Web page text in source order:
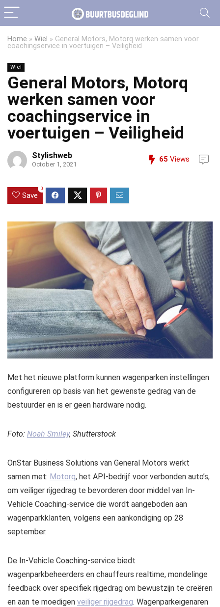
Home » Wiel » General Motors, Motorq werken samen voor
coachingservice in voertuigen – Veiligheid
Wiel
General Motors, Motorq
werken samen voor
coachingservice in
voertuigen – Veiligheid
Stylishweb
October 1, 2021
65 Views
Save
0
Met het nieuwe platform kunnen wagenparken instellingen
configureren op basis van het gewenste gedrag van de
bestuurder en is er geen hardware nodig.
Foto: Noah Smiley, Shutterstock
OnStar Business Solutions van General Motors werkt
samen met: Motorq, het API-bedrijf voor verbonden auto’s,
om veiliger rijgedrag te bevorderen door middel van In-
Vehicle Coaching-service die wordt aangeboden aan
wagenparkklanten, volgens een aankondiging op 28
september.
De In-Vehicle Coaching-service biedt
wagenparkbeheerders en chauffeurs realtime, mondelinge
feedback over specifiek rijgedrag om bewustzijn te creëren
en aan te moedigen veiliger rijgedrag. Wagenparkeigenaren